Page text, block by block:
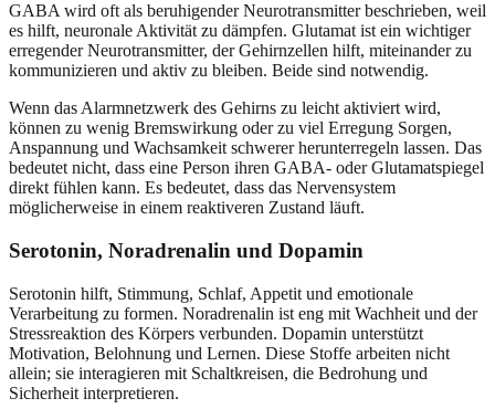
GABA wird oft als beruhigender Neurotransmitter beschrieben, weil
es hilft, neuronale Aktivität zu dämpfen. Glutamat ist ein wichtiger
erregender Neurotransmitter, der Gehirnzellen hilft, miteinander zu
kommunizieren und aktiv zu bleiben. Beide sind notwendig.
Wenn das Alarmnetzwerk des Gehirns zu leicht aktiviert wird,
können zu wenig Bremswirkung oder zu viel Erregung Sorgen,
Anspannung und Wachsamkeit schwerer herunterregeln lassen. Das
bedeutet nicht, dass eine Person ihren GABA- oder Glutamatspiegel
direkt fühlen kann. Es bedeutet, dass das Nervensystem
möglicherweise in einem reaktiveren Zustand läuft.
Serotonin, Noradrenalin und Dopamin
Serotonin hilft, Stimmung, Schlaf, Appetit und emotionale
Verarbeitung zu formen. Noradrenalin ist eng mit Wachheit und der
Stressreaktion des Körpers verbunden. Dopamin unterstützt
Motivation, Belohnung und Lernen. Diese Stoffe arbeiten nicht
allein; sie interagieren mit Schaltkreisen, die Bedrohung und
Sicherheit interpretieren.